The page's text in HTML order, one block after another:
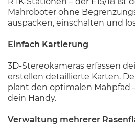
Mähroboter ohne
auspacken, einschalten und
Einfach Kartierung
3D-Stereokameras erfassen
erstellen detaillierte Karten.
plant den optimalen Mähpfad
dein Handy.
Verwaltung mehrerer